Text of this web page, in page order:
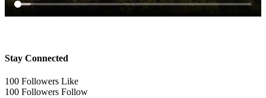
Stay Connected
100 Followers Like
100 Followers Follow